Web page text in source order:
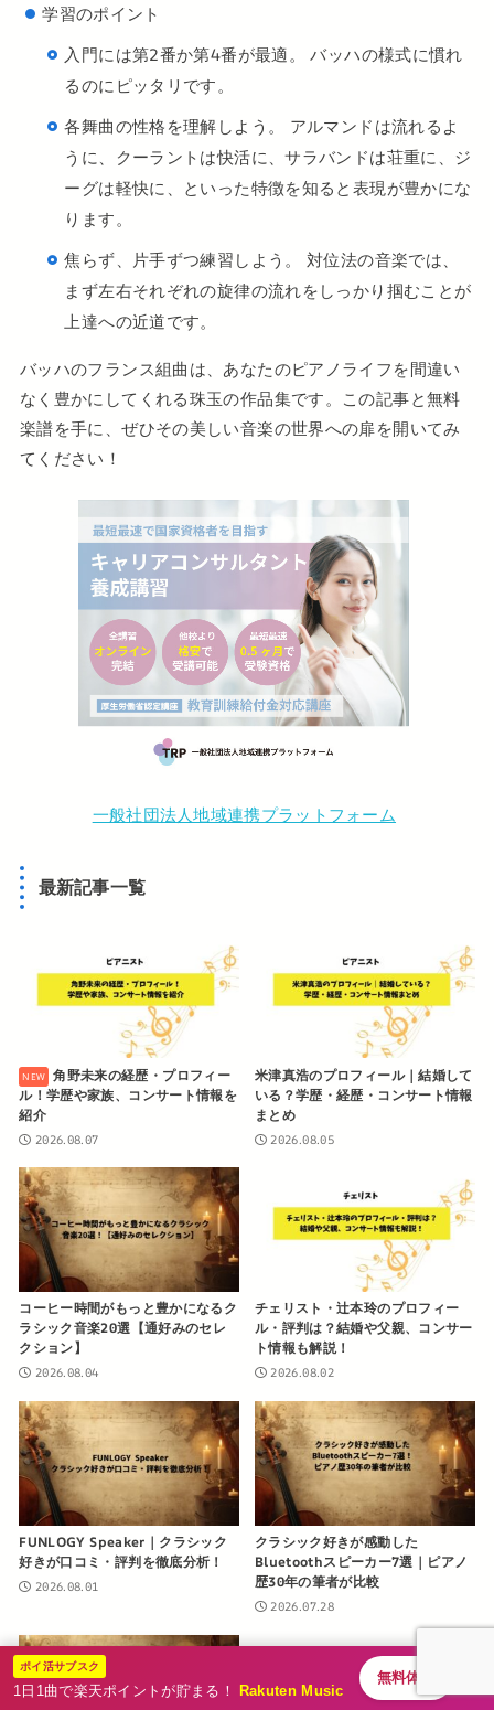
学習のポイント
入門には第2番か第4番が最適。 バッハの様式に慣れ
るのにピッタリです。
各舞曲の性格を理解しよう。 アルマンドは流れるよ
うに、クーラントは快活に、サラバンドは荘重に、ジ
ーグは軽快に、といった特徴を知ると表現が豊かにな
ります。
焦らず、片手ずつ練習しよう。 対位法の音楽では、
まず左右それぞれの旋律の流れをしっかり掴むことが
上達への近道です。
バッハのフランス組曲は、あなたのピアノライフを間違い
なく豊かにしてくれる珠玉の作品集です。この記事と無料
楽譜を手に、ぜひその美しい音楽の世界への扉を開いてみ
てください！
一般社団法人地域連携プラットフォーム
最新記事一覧
角野未来の経歴・プロフィー
ル！学歴や家族、コンサート情報を
紹介
2026.08.07
米津真浩のプロフィール｜結婚して
いる？学歴・経歴・コンサート情報
まとめ
2026.08.05
コーヒー時間がもっと豊かになるク
ラシック音楽20選【通好みのセレ
クション】
2026.08.04
チェリスト・辻本玲のプロフィー
ル・評判は？結婚や父親、コンサー
ト情報も解説！
2026.08.02
FUNLOGY Speaker｜クラシック
好きが口コミ・評判を徹底分析！
2026.08.01
クラシック好きが感動した
Bluetoothスピーカー7選｜ピアノ
歴30年の筆者が比較
2026.07.28
ポイ活サブスク
1日1曲で楽天ポイントが貯まる！ Rakuten Music
無料体験